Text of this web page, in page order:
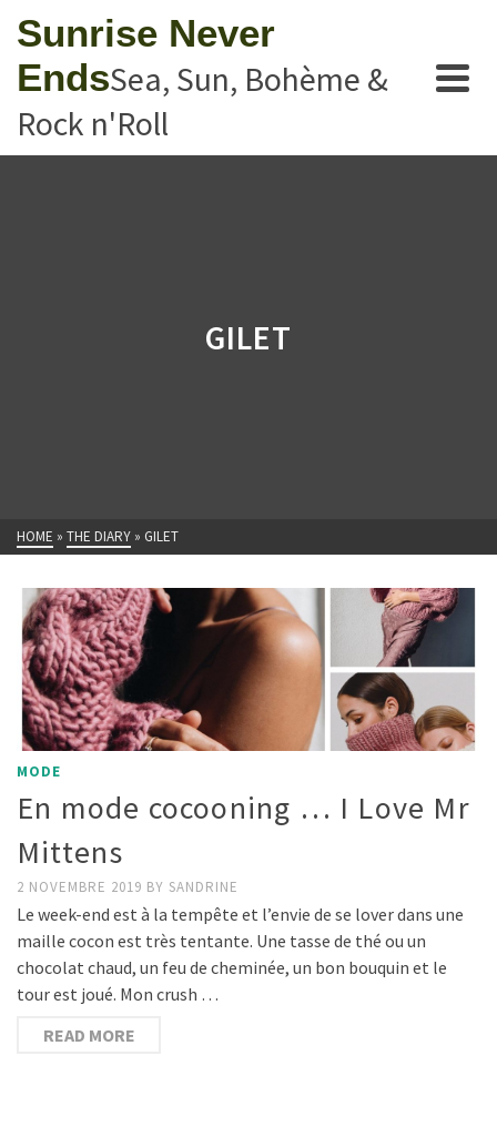
Sunrise Never
EndsSea, Sun, Bohème &
Rock n'Roll
GILET
HOME » THE DIARY » GILET
MODE
En mode cocooning … I Love Mr
Mittens
2 NOVEMBRE 2019 BY SANDRINE
Le week-end est à la tempête et l’envie de se lover dans une
maille cocon est très tentante. Une tasse de thé ou un
chocolat chaud, un feu de cheminée, un bon bouquin et le
tour est joué. Mon crush …
READ MORE